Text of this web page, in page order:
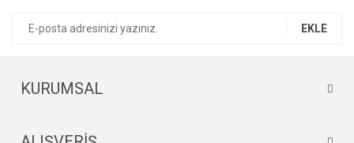
EKLE
KURUMSAL